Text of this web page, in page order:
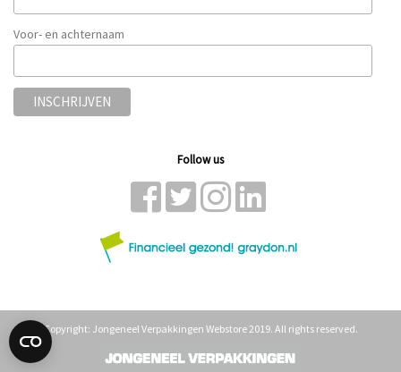
Voor- en achternaam
Follow us
Copyright: Jongeneel Verpakkingen Webstore 2019. All rights reserved.